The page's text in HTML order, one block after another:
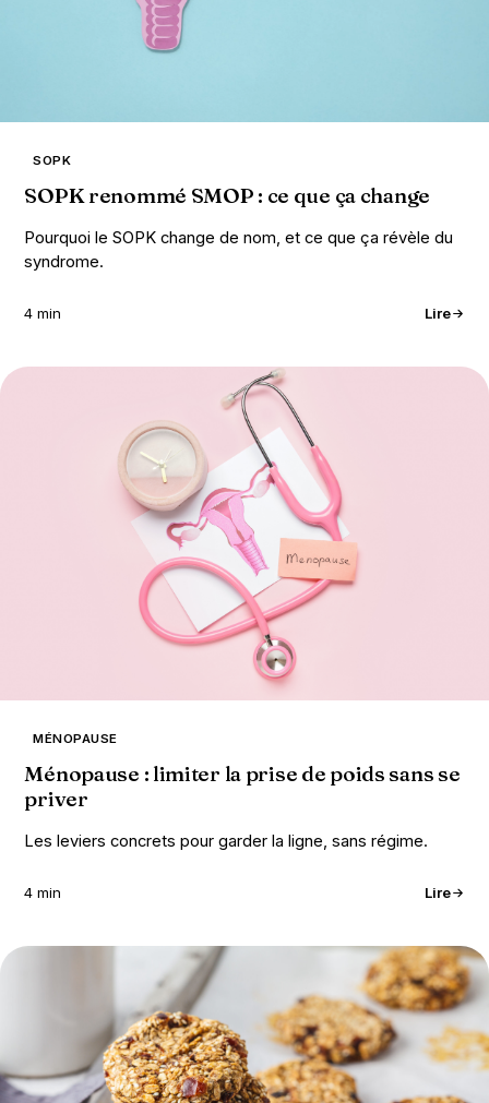
SOPK
SOPK renommé SMOP : ce que ça change
Pourquoi le SOPK change de nom, et ce que ça révèle du
syndrome.
4 min Lire
MÉNOPAUSE
Ménopause : limiter la prise de poids sans se
priver
Les leviers concrets pour garder la ligne, sans régime.
4 min Lire